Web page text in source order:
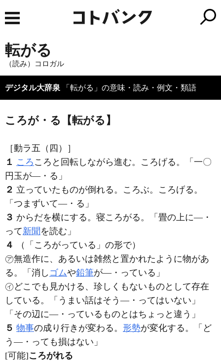
転がる
（読み）コロガル
デジタル大辞泉 「転がる」の意味・読み・例文・類語
ころが・る【転がる】
［動ラ五（四）］
１ ころ ころと回転しながら進む。ころげる。「一〇
円玉が―・る」
２ 立っていたものが倒れる。ころぶ。ころげる。
「つまずいて―・る」
３ からだを横にする。寝ころがる。「畳の上に―・
って新聞 を読む」
４
（「ころがっている」の形で）
㋐無造作に、あるいは雑然と置かれたように物があ
る。「消し ゴムや鉛筆が―・っている」
㋑どこでも見かける、珍しくもないものとして存在
している。「うまい話はそう―・ってはいない」
「その辺に―・っているものとはちょっと違う」
５ 物事の成り行きが変わる。 形勢が変化する。「ど
う―・っても損はない」
[可能]ころがれる